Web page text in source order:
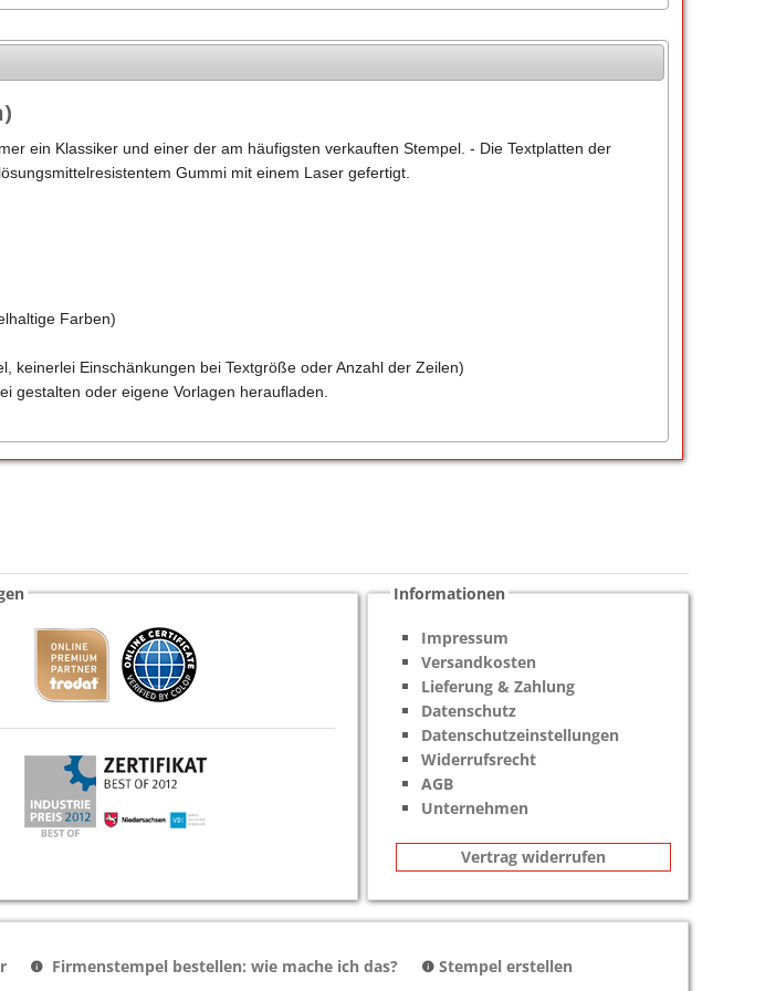
ein Klassiker und einer der am häufigsten verkauften Stempel. - Die Textplatten der
Gummi mit einem Laser gefertigt.
Farben)
keinerlei Einschänkungen bei Textgröße oder Anzahl der Zeilen)
gestalten oder eigene Vorlagen heraufladen.
Informationen
Impressum
Versandkosten
Lieferung & Zahlung
Datenschutz
Datenschutzeinstellungen
Widerrufsrecht
AGB
Unternehmen
Vertrag widerrufen
Firmenstempel bestellen: wie mache ich das?
Stempel erstellen